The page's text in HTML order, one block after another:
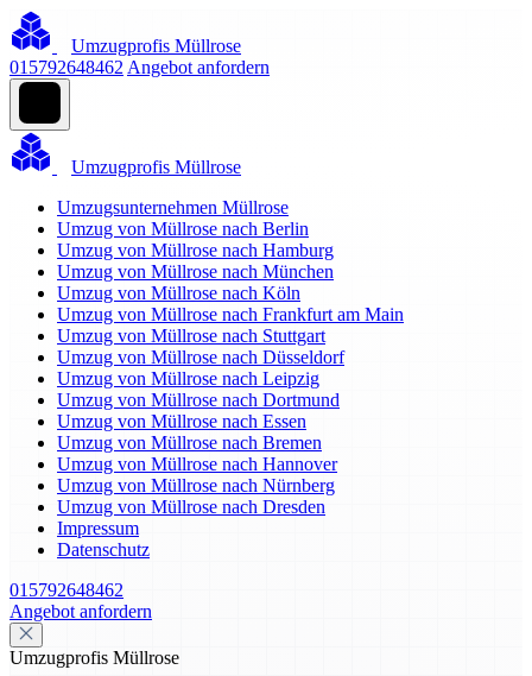
Umzugprofis Müllrose
015792648462 Angebot anfordern
Umzugprofis Müllrose
Umzugsunternehmen Müllrose
Umzug von Müllrose nach Berlin
Umzug von Müllrose nach Hamburg
Umzug von Müllrose nach München
Umzug von Müllrose nach Köln
Umzug von Müllrose nach Frankfurt am Main
Umzug von Müllrose nach Stuttgart
Umzug von Müllrose nach Düsseldorf
Umzug von Müllrose nach Leipzig
Umzug von Müllrose nach Dortmund
Umzug von Müllrose nach Essen
Umzug von Müllrose nach Bremen
Umzug von Müllrose nach Hannover
Umzug von Müllrose nach Nürnberg
Umzug von Müllrose nach Dresden
Impressum
Datenschutz
015792648462
Angebot anfordern
Umzugprofis Müllrose